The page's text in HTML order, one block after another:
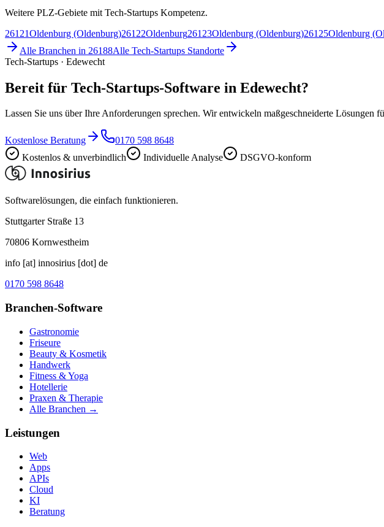
Weitere PLZ-Gebiete mit Tech-Startups Kompetenz.
26121Oldenburg (Oldenburg)26122Oldenburg26123Oldenburg (Oldenburg)26125Oldenburg
Alle Branchen in 26188Alle Tech-Startups Standorte
Tech-Startups · Edewecht
Bereit für Tech-Startups-Software in Edewecht?
Lassen Sie uns über Ihre Anforderungen sprechen. Wir entwickeln maßgeschneiderte Lösungen
Kostenlose Beratung
0170 598 8648
Kostenlos & unverbindlich
Individuelle Analyse DSGVO-konform
Softwarelösungen, die einfach funktionieren.
Stuttgarter Straße 13
70806 Kornwestheim
info [at] innosirius [dot] de
0170 598 8648
Branchen-Software
Gastronomie
Friseure
Beauty & Kosmetik
Handwerk
Fitness & Yoga
Hotellerie
Praxen & Therapie
Alle Branchen →
Leistungen
Web
Apps
APIs
Cloud
KI
Beratung